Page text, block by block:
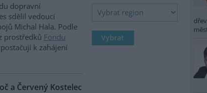
dopravní
sdělil vedoucí
Michal Hala. Podle
prostředků Fondu
k zahájení
a Červený Kostelec